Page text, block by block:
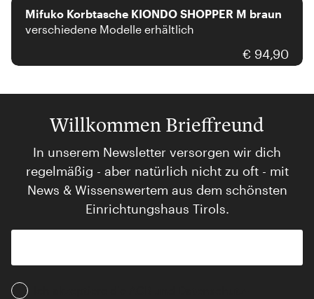
Mifuko Korbtasche KIONDO SHOPPER M braun
verschiedene Modelle erhältlich
€ 94,90
Willkommen Brieffreund
In unserem Newsletter versorgen wir dich
regelmäßig - aber natürlich nicht zu oft - mit
News & Wissenswertem aus dem schönsten
Einrichtungshaus Tirols.